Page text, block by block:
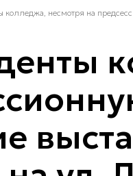
несмотря на